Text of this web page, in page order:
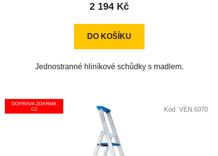
je
z
2 194 Kč
DO KOŠÍKU
Jednostranné hliníkové schůdky s madlem.
DOPRAVA ZDARMA
CZ
Kód: VEN.6070